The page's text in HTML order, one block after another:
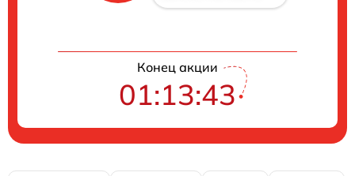
Конец акции
01:13:43